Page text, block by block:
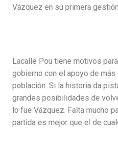
Vázquez en su primera gestión.
Lacalle Pou tiene motivos
gobierno con el apoyo de
población. Si la historia da
grandes posibilidades de
lo fue Vázquez. Falta mucho
partida es mejor que el de